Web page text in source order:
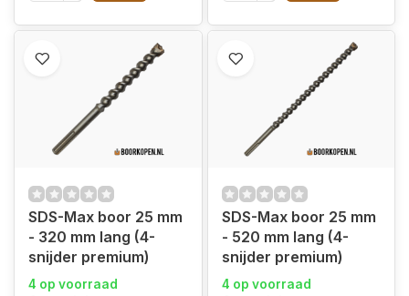
SDS-Max boor 25 mm
- 320 mm lang (4-
snijder premium)
4 op voorraad
SDS-Max boor 25 mm
- 520 mm lang (4-
snijder premium)
4 op voorraad